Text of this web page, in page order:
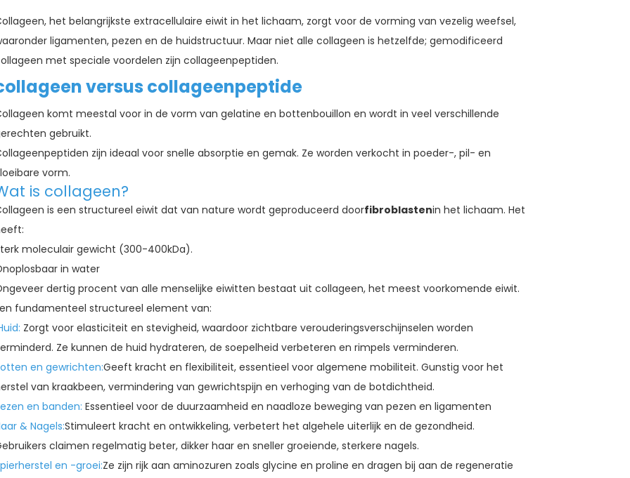
het belangrijkste extracellulaire eiwit in het lichaam, zorgt voor de vorming van vezelig weefsel,
ligamenten, pezen en de huidstructuur. Maar niet alle collageen is hetzelfde; gemodificeerd
met speciale voordelen zijn collageenpeptiden.
versus collageenpeptide
komt meestal voor in de vorm van gelatine en bottenbouillon en wordt in veel verschillende
gebruikt.
zijn ideaal voor snelle absorptie en gemak. Ze worden verkocht in poeder-, pil- en
vorm.
is collageen?
is een structureel eiwit dat van nature wordt geproduceerd doorfibroblastenin het lichaam. Het
moleculair gewicht (300-400kDa).
in water
dertig procent van alle menselijke eiwitten bestaat uit collageen, het meest voorkomende eiwit.
fundamenteel structureel element van:
: Zorgt voor elasticiteit en stevigheid, waardoor zichtbare verouderingsverschijnselen worden
Ze kunnen de huid hydrateren, de soepelheid verbeteren en rimpels verminderen.
en gewrichten:Geeft kracht en flexibiliteit, essentieel voor algemene mobiliteit. Gunstig voor het
van kraakbeen, vermindering van gewrichtspijn en verhoging van de botdichtheid.
en banden: Essentieel voor de duurzaamheid en naadloze beweging van pezen en ligamenten
& Nagels:Stimuleert kracht en ontwikkeling, verbetert het algehele uiterlijk en de gezondheid.
claimen regelmatig beter, dikker haar en sneller groeiende, sterkere nagels.
en -groei:Ze zijn rijk aan aminozuren zoals glycine en proline en dragen bij aan de regeneratie